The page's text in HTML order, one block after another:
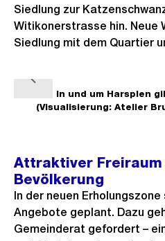
Siedlung zur
Witikonerstrasse hin. Neue
Siedlung mit dem Quartier
o
e
r
i
g
e
In und um Harsplen
(Visualisierung: Atelier
Attraktiver
Bevölkerung
In der neuen
Angebote geplant. Dazu
Gemeinderat gefordert –